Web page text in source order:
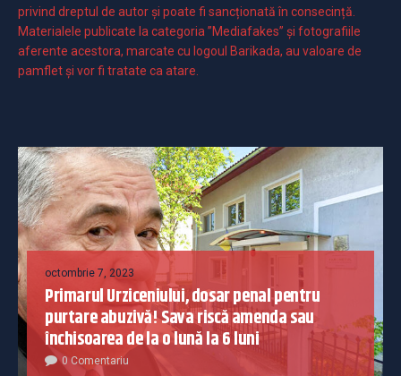
privind dreptul de autor și poate fi sancționată în consecință.
Materialele publicate la categoria ”Mediafakes” și fotografiile
aferente acestora, marcate cu logoul Barikada, au valoare de
pamflet și vor fi tratate ca atare.
octombrie 7, 2023
Primarul Urziceniului, dosar penal pentru
purtare abuzivă! Sava riscă amenda sau
închisoarea de la o lună la 6 luni
0 Comentariu